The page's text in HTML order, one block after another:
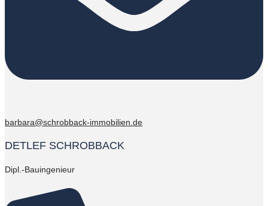
barbara@schrobback-immobilien.de
DETLEF SCHROBBACK
Dipl.-Bauingenieur